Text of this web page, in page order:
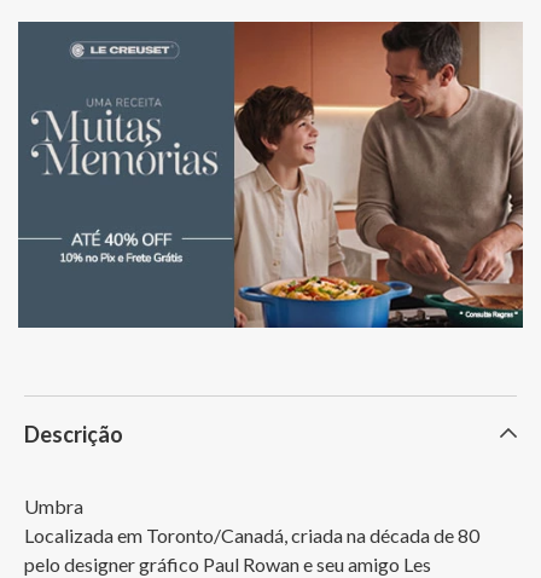
Descrição
Umbra
Localizada em Toronto/Canadá, criada na década de 80
pelo designer gráfico Paul Rowan e seu amigo Les